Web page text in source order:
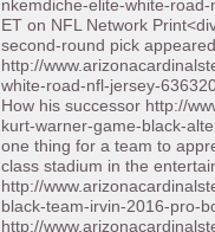
nkemdiche-elite-white-
ET on NFL Network
second-round pick
http://
white-road-nfl-jersey-
How his successor http://
kurt-warner-game-black-
one thing for a team to
class stadium in the
http://
black-team-irvin-2016-pro-
http://